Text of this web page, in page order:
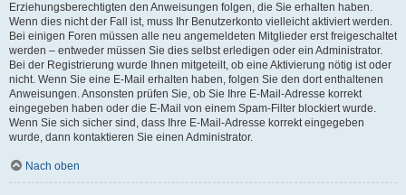
Erziehungsberechtigten den Anweisungen folgen, die Sie erhalten haben.
Wenn dies nicht der Fall ist, muss Ihr Benutzerkonto vielleicht aktiviert werden.
Bei einigen Foren müssen alle neu angemeldeten Mitglieder erst freigeschaltet
werden – entweder müssen Sie dies selbst erledigen oder ein Administrator.
Bei der Registrierung wurde Ihnen mitgeteilt, ob eine Aktivierung nötig ist oder
nicht. Wenn Sie eine E-Mail erhalten haben, folgen Sie den dort enthaltenen
Anweisungen. Ansonsten prüfen Sie, ob Sie Ihre E-Mail-Adresse korrekt
eingegeben haben oder die E-Mail von einem Spam-Filter blockiert wurde.
Wenn Sie sich sicher sind, dass Ihre E-Mail-Adresse korrekt eingegeben
wurde, dann kontaktieren Sie einen Administrator.
Nach oben